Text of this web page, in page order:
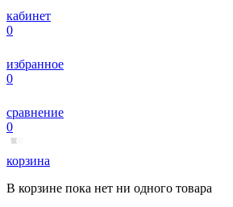
кабинет
0
избранное
0
сравнение
0
корзина
В корзине пока нет ни одного товара